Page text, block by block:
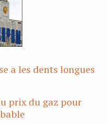
a les dents longues
prix du gaz pour